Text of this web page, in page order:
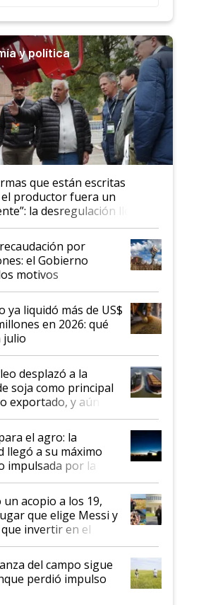
y política
que están escritas
productor fuera un
la desregulación llegó
Aapresid y hasta se
financiamiento al IPCVA
por
el Gobierno
motivos
ya liquidó más de US$
en 2026: qué
julio
desplazó a la
soja como principal
exportado, y aún así
casi seis de cada
y sostuvo el
en un semestre
el agro: la
llegó a su máximo
impulsada por la
y las exportaciones
un acopio a los 19,
que elige Messi y
invertir en el
era como "darle
hijo para droga":
Rossetti, el libertario
dura crisis salió
del campo sigue
perdió impulso